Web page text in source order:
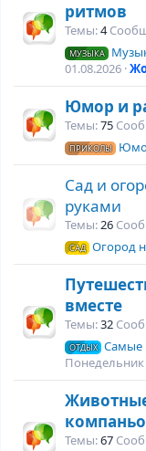
ритмов
Темы 4
МУЗЫКА
01.08.2026
Юмор и
Темы 75
ПРИКОЛЫ
Сад и
руками
Темы 26
САД Огород
вместе
Темы 32
ОТДЫХ Самые
Понедельник
Темы 67